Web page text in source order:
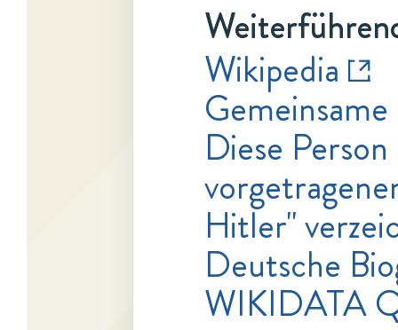
Wikipedia
Diese
Hitler"
Deutsche
WIKIDATA